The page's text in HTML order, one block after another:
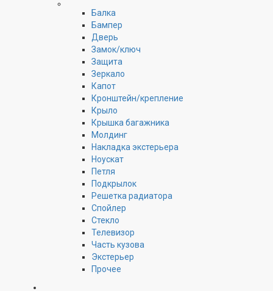
Балка
Бампер
Дверь
Замок/ключ
Защита
Зеркало
Капот
Кронштейн/крепление
Крыло
Крышка багажника
Молдинг
Накладка экстерьера
Ноускат
Петля
Подкрылок
Решетка радиатора
Спойлер
Стекло
Телевизор
Часть кузова
Экстерьер
Прочее